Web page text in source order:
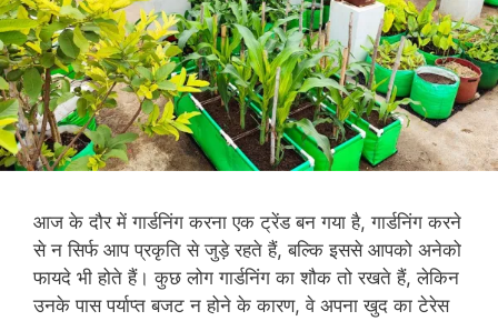
आज के दौर में गार्डनिंग करना एक ट्रेंड बन गया है, गार्डनिंग करने
से न सिर्फ आप प्रकृति से जुड़े रहते हैं, बल्कि इससे आपको अनेको
फायदे भी होते हैं। कुछ लोग गार्डनिंग का शौक तो रखते हैं, लेकिन
उनके पास पर्याप्त बजट न होने के कारण, वे अपना खुद का टेरेस